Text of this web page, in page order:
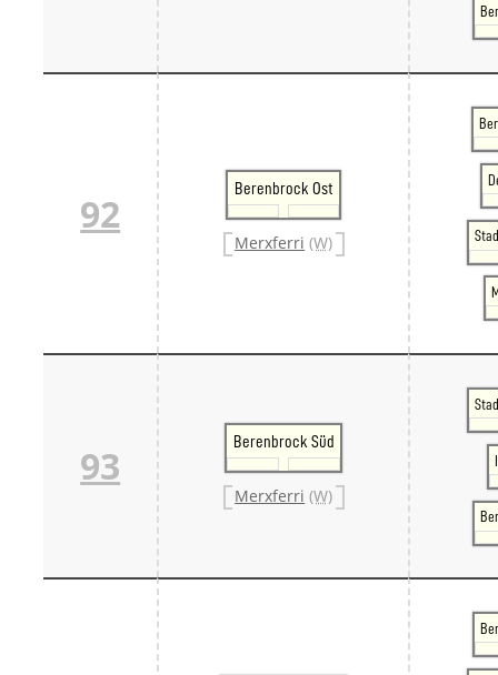
92
Berenbrock Ost
Merxferri (W)
93
Berenbrock Süd
Merxferri (W)